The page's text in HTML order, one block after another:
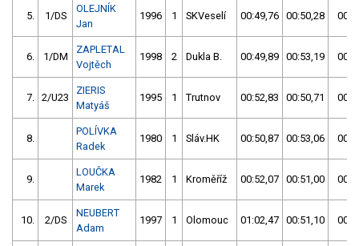
5. 1/DS
OLEJNÍK
Jan
1996 1 SKVeselí 00:49,76 00:50,28
6. 1/DM
ZAPLETAL
Vojtěch
1998 2 Dukla B. 00:49,89 00:53,19
7. 2/U23
ZIERIS
Matyáš
1995 1 Trutnov 00:52,83 00:50,71
8.
POLÍVKA
Radek
1980 1 Sláv.HK 00:50,87 00:53,06
9.
LOUČKA
Marek
1982 1 Kroměříž 00:52,07 00:51,00
10. 2/DS
NEUBERT
Adam
1997 1 Olomouc 01:02,47 00:51,10